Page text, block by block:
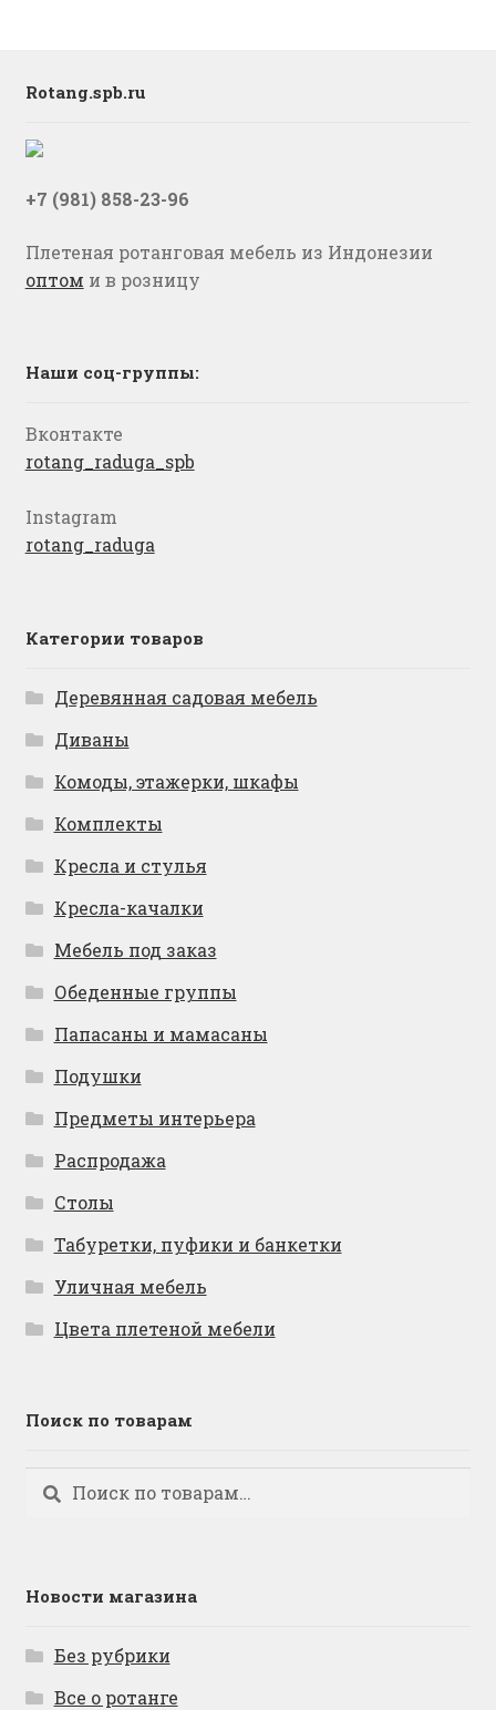
Rotang.spb.ru
+7 (981) 858-23-96
Плетеная ротанговая мебель из Индонезии
оптом и в розницу
Наши соц-группы:
Вконтакте
rotang_raduga_spb
Instagram
rotang_raduga
Категории товаров
Деревянная садовая мебель
Диваны
Комоды, этажерки, шкафы
Комплекты
Кресла и стулья
Кресла-качалки
Мебель под заказ
Обеденные группы
Папасаны и мамасаны
Подушки
Предметы интерьера
Распродажа
Столы
Табуретки, пуфики и банкетки
Уличная мебель
Цвета плетеной мебели
Поиск по товарам
Искать:
Поиск
Новости магазина
Без рубрики
Все о ротанге